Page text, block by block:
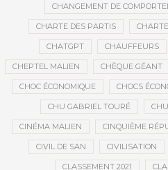
CHANGEMENT DE
CHARTE DES PARTIS
CHATGPT CHAUFFEURS
CHEPTEL MALIEN CHÈQUE GÉANT
CHOC ÉCONOMIQUE CHOCS
CHU GABRIEL TOURÉ
CINÉMA MALIEN CINQUIÈME
CIVIL DE SAN CIVILISATION
CLASSEMENT 2021